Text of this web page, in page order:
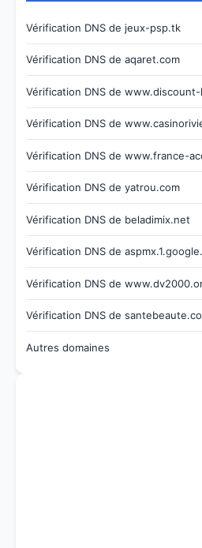
Vérification DNS de jeux-psp.tk
Vérification DNS de aqaret.com
Vérification DNS de
Vérification DNS de
Vérification DNS de www.france-
Vérification DNS de yatrou.com
Vérification DNS de beladimix.net
Vérification DNS de
Vérification DNS de
Vérification DNS de
Autres domaines